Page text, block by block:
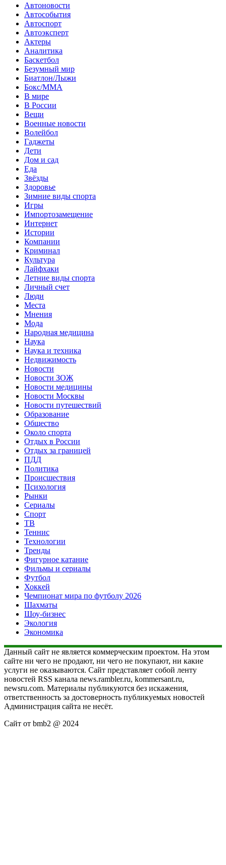
Автоновости
Автособытия
Автоспорт
Автоэксперт
Актеры
Аналитика
Баскетбол
Безумный мир
Биатлон/Лыжи
Бокс/MMA
В мире
В России
Вещи
Военные новости
Волейбол
Гаджеты
Дети
Дом и сад
Еда
Звёзды
Здоровье
Зимние виды спорта
Игры
Импортозамещение
Интернет
Истории
Компании
Криминал
Культура
Лайфхаки
Летние виды спорта
Личный счет
Люди
Места
Мнения
Мода
Народная медицина
Наука
Наука и техника
Недвижимость
Новости
Новости ЗОЖ
Новости медицины
Новости Москвы
Новости путешествий
Образование
Общество
Около спорта
Отдых в России
Отдых за границей
ПДД
Политика
Происшествия
Психология
Рынки
Сериалы
Спорт
ТВ
Теннис
Технологии
Тренды
Фигурное катание
Фильмы и сериалы
Футбол
Хоккей
Чемпионат мира по футболу 2026
Шахматы
Шоу-бизнес
Экология
Экономика
Данный сайт не является коммерческим проектом. На этом
сайте ни чего не продают, ни чего не покупают, ни какие
услуги не оказываются. Сайт представляет собой ленту
новостей RSS канала news.rambler.ru, kommersant.ru,
newsru.com. Материалы публикуются без искажения,
ответственность за достоверность публикуемых новостей
Администрация сайта не несёт.
Сайт от bmb2 @ 2024